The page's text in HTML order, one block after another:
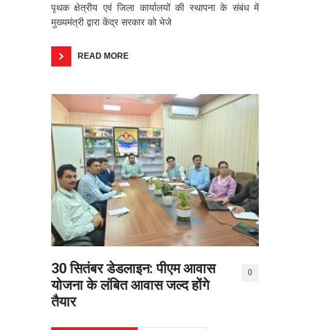
पृथक क्षेत्रीय एवं जिला कार्यालयों की स्थापना के संबंध में
मुख्यमंत्री द्वारा केंद्र सरकार को भेजे
READ MORE
30 सितंबर डेडलाइन: पीएम आवास
योजना के लंबित आवास जल्द होंगे
तैयार
0